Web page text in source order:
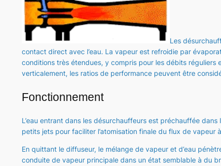
Les
contact direct avec l’eau. La vapeur est refroidie par
conditions très étendues, y compris pour les débits réguliers
verticalement, les ratios de performance peuvent être
Fonctionnement
L’eau entrant dans les désurchauffeurs est préchauffée
petits jets pour faciliter l’atomisation finale du flux de vapeur
En quittant le diffuseur, le mélange de vapeur et d’eau
conduite de vapeur principale dans un état semblable à du